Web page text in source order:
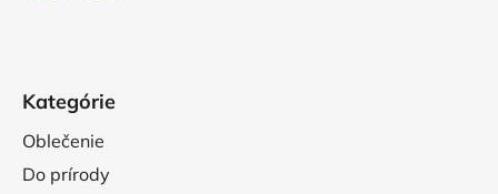
Kategórie
Oblečenie
Do prírody